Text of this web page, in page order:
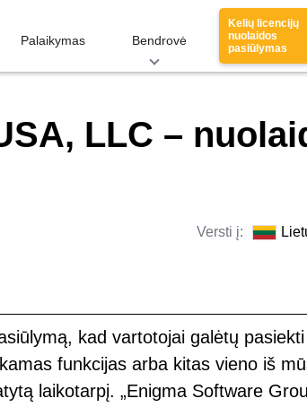
Palaikymas Bendrovė
Kelių licencijų
nuolaidos
pasiūlymas
LLC –
Versti į:
kad vartotojai galėtų
funkcijas arba kitas vieno iš
laikotarpį. „Enigma Software